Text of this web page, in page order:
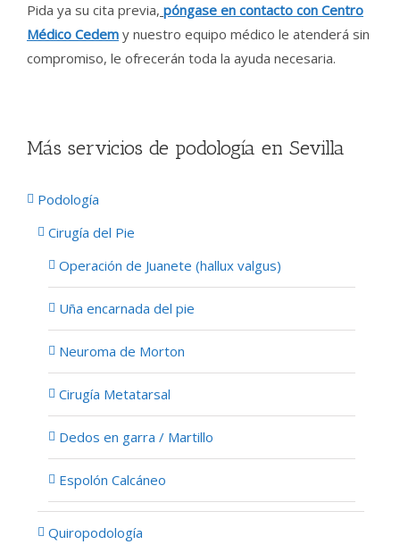
Pida ya su cita previa, póngase en contacto con Centro
Médico Cedem y nuestro equipo médico le atenderá sin
compromiso, le ofrecerán toda la ayuda necesaria.
Más servicios de podología en Sevilla
Podología
Cirugía del Pie
Operación de Juanete (hallux valgus)
Uña encarnada del pie
Neuroma de Morton
Cirugía Metatarsal
Dedos en garra / Martillo
Espolón Calcáneo
Quiropodología